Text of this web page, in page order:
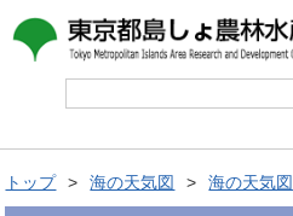
トップ 海の天気図 海の天気図